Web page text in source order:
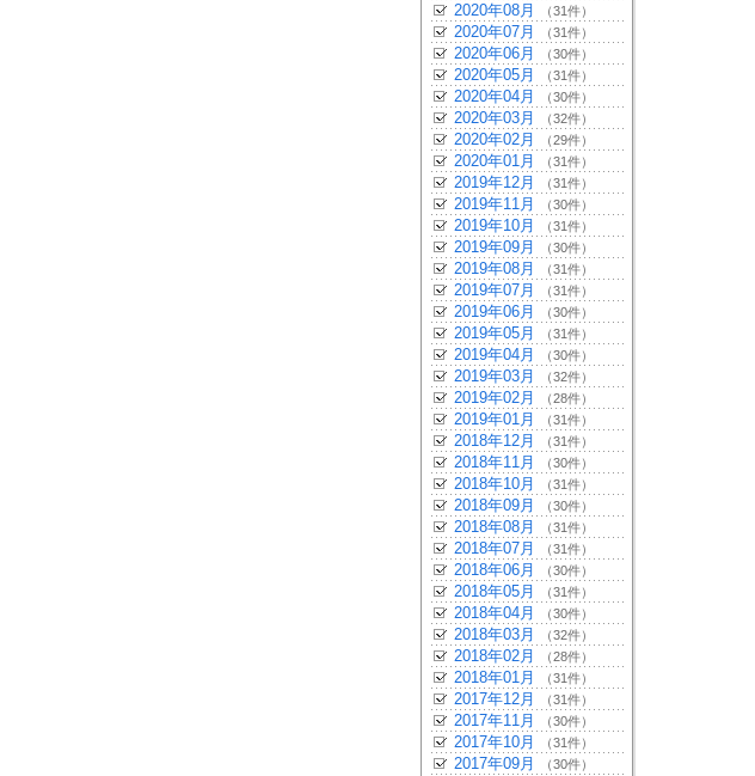
2020年08月 （31件）
2020年07月 （31件）
2020年06月 （30件）
2020年05月 （31件）
2020年04月 （30件）
2020年03月 （32件）
2020年02月 （29件）
2020年01月 （31件）
2019年12月 （31件）
2019年11月 （30件）
2019年10月 （31件）
2019年09月 （30件）
2019年08月 （31件）
2019年07月 （31件）
2019年06月 （30件）
2019年05月 （31件）
2019年04月 （30件）
2019年03月 （32件）
2019年02月 （28件）
2019年01月 （31件）
2018年12月 （31件）
2018年11月 （30件）
2018年10月 （31件）
2018年09月 （30件）
2018年08月 （31件）
2018年07月 （31件）
2018年06月 （30件）
2018年05月 （31件）
2018年04月 （30件）
2018年03月 （32件）
2018年02月 （28件）
2018年01月 （31件）
2017年12月 （31件）
2017年11月 （30件）
2017年10月 （31件）
2017年09月 （30件）